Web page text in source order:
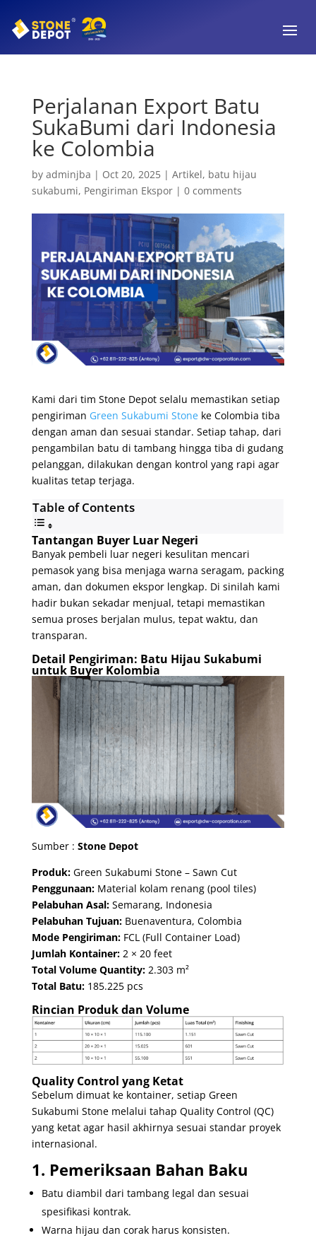
Perjalanan Export Batu
SukaBumi dari Indonesia
ke Colombia
by adminjba | Oct 20, 2025| Artikel, batu hijau
sukabumi, Pengiriman Ekspor| 0 comments
Kami dari tim Stone Depot selalu memastikan setiap
pengiriman Green Sukabumi Stoneke Colombia tiba
dengan aman dan sesuai standar. Setiap tahap, dari
pengambilan batu di tambang hingga tiba di gudang
pelanggan, dilakukan dengan kontrol yang rapi agar
kualitas tetap terjaga.
Table of Contents
Tantangan Buyer Luar Negeri
Banyak pembeli luar negeri kesulitan mencari
pemasok yang bisa menjaga warna seragam, packing
aman, dan dokumen ekspor lengkap. Di sinilah kami
hadir bukan sekadar menjual, tetapi memastikan
semua proses berjalan mulus, tepat waktu, dan
transparan.
Detail Pengiriman: Batu Hijau Sukabumi
untuk Buyer Kolombia
Sumber : Stone Depot
Produk:Green Sukabumi Stone – Sawn Cut
Penggunaan:Material kolam renang (pool tiles)
Pelabuhan Asal:Semarang, Indonesia
Pelabuhan Tujuan:Buenaventura, Colombia
Mode Pengiriman:FCL (Full Container Load)
Jumlah Kontainer:2 × 20 feet
Total Volume Quantity:2.303 m²
Total Batu:185.225 pcs
Rincian Produk dan Volume
Quality Control yang Ketat
Sebelum dimuat ke kontainer, setiap Green
Sukabumi Stone melalui tahap Quality Control (QC)
yang ketat agar hasil akhirnya sesuai standar proyek
internasional.
1. Pemeriksaan Bahan Baku
Batu diambil dari tambang legal dan sesuai
spesifikasi kontrak.
Warna hijau dan corak harus konsisten.